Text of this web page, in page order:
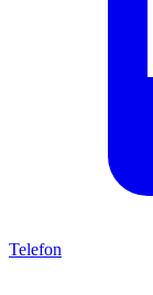
Telefon